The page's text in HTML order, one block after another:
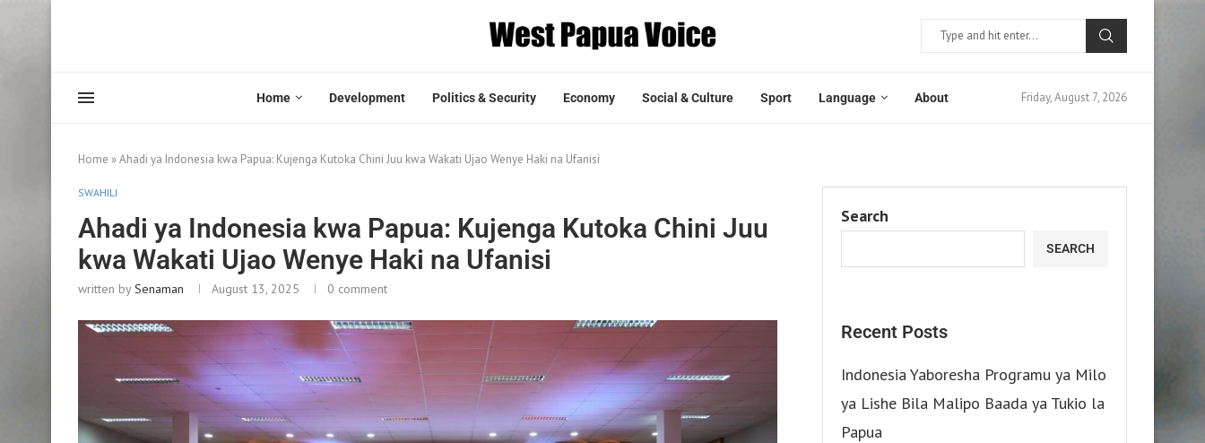
Home Development Politics & Security Economy Social & Culture Sport Language About Friday, August 7, 2026
Home »Ahadi ya Indonesia kwa Papua: Kujenga Kutoka Chini Juu kwa Wakati Ujao Wenye Haki na Ufanisi
SWAHILI
Ahadi ya Indonesia kwa Papua: Kujenga Kutoka Chini Juu
kwa Wakati Ujao Wenye Haki na Ufanisi
written bySenaman August 13, 2025 0 comment
Search
SEARCH
Recent Posts
Indonesia Yaboresha Programu ya Milo
ya Lishe Bila Malipo Baada ya Tukio la
Papua